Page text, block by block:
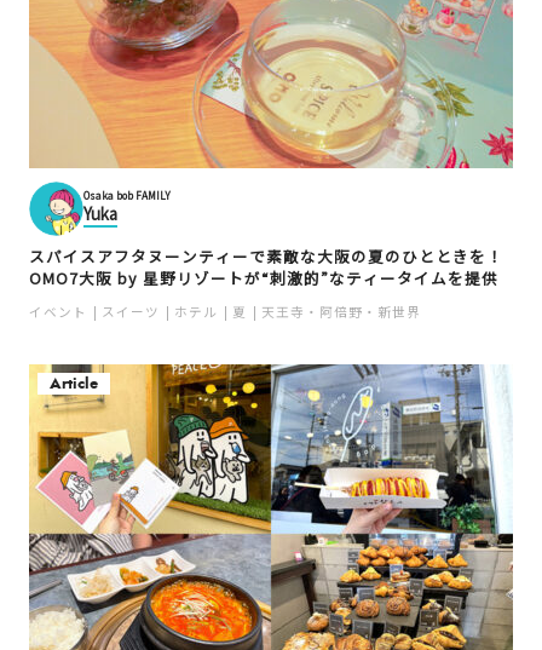
Osaka bob FAMILY
Yuka
スパイスアフタヌーンティーで素敵な大阪の夏のひとときを！
OMO7大阪 by 星野リゾートが“刺激的”なティータイムを提供
イベント スイーツ ホテル 夏 天王寺・阿倍野・新世界
Article